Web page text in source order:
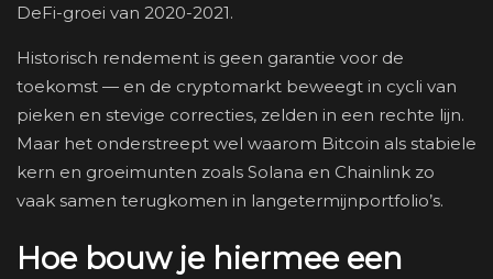
DeFi-groei van 2020-2021.
Historisch rendement is geen garantie voor de
toekomst — en de cryptomarkt beweegt in cycli van
pieken en stevige correcties, zelden in een rechte lijn.
Maar het onderstreept wel waarom Bitcoin als stabiele
kern en groeimunten zoals Solana en Chainlink zo
vaak samen terugkomen in langetermijnportfolio’s.
Hoe bouw je hiermee een